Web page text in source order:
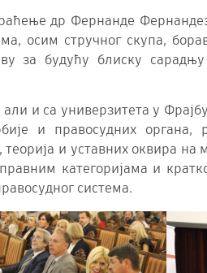
др Фернанде
осим стручног скупа,
за будућу блиску
и са универзитета у
и правосудних органа,
и уставних оквира
категоријама и
система.